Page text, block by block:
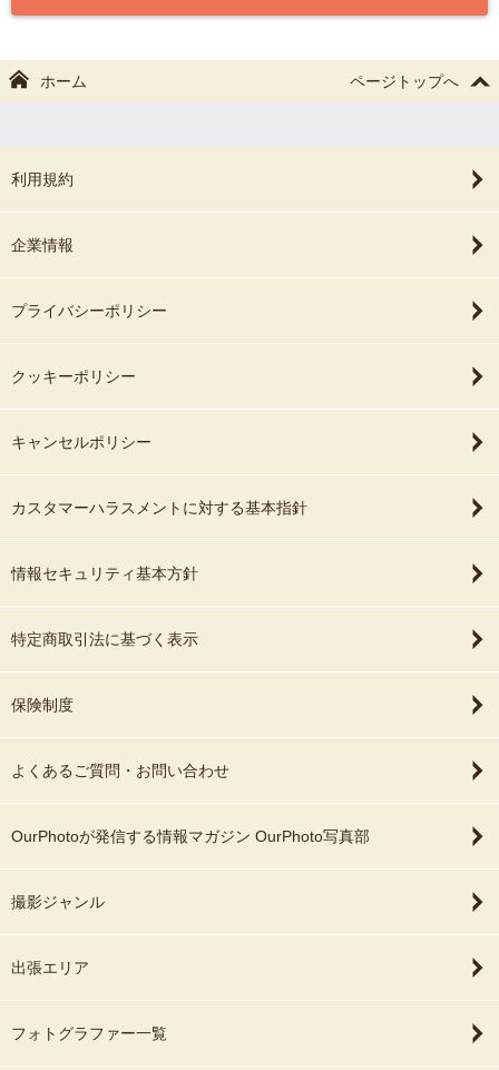
ホーム ページトップへ
利用規約
企業情報
プライバシーポリシー
クッキーポリシー
キャンセルポリシー
カスタマーハラスメントに対する基本指針
情報セキュリティ基本方針
特定商取引法に基づく表示
保険制度
よくあるご質問・お問い合わせ
OurPhotoが発信する情報マガジン OurPhoto写真部
撮影ジャンル
出張エリア
フォトグラファー一覧